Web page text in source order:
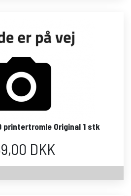
printertromle Original 1 stk
DKK